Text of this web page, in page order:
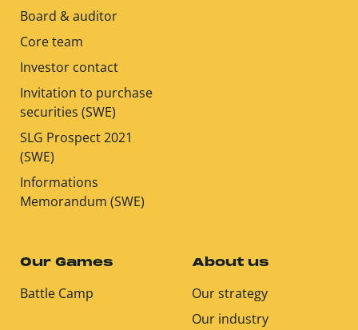
Board & auditor
Core team
Investor contact
Invitation to purchase
securities (SWE)
SLG Prospect 2021
(SWE)
Informations
Memorandum (SWE)
Our Games
Battle Camp
About us
Our strategy
Our industry